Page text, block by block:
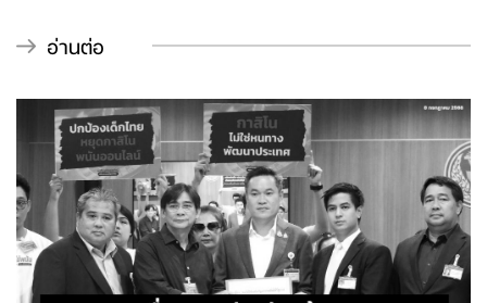
ออนไลน์รวมตัวกันกว่า 100 คน เดินทางไปยังทำเนียบ
รัฐบาลเพื่อยื่นหนังสือเรียกร้องให้รัฐบาลถอนร่างพระ
ร่างแก้ไขพระราชบัญญัติการพนัน เรื่องพนันออนไลน์
ออกจากกระบวนการรัฐสภาอย่างถาวร
อ่านต่อ